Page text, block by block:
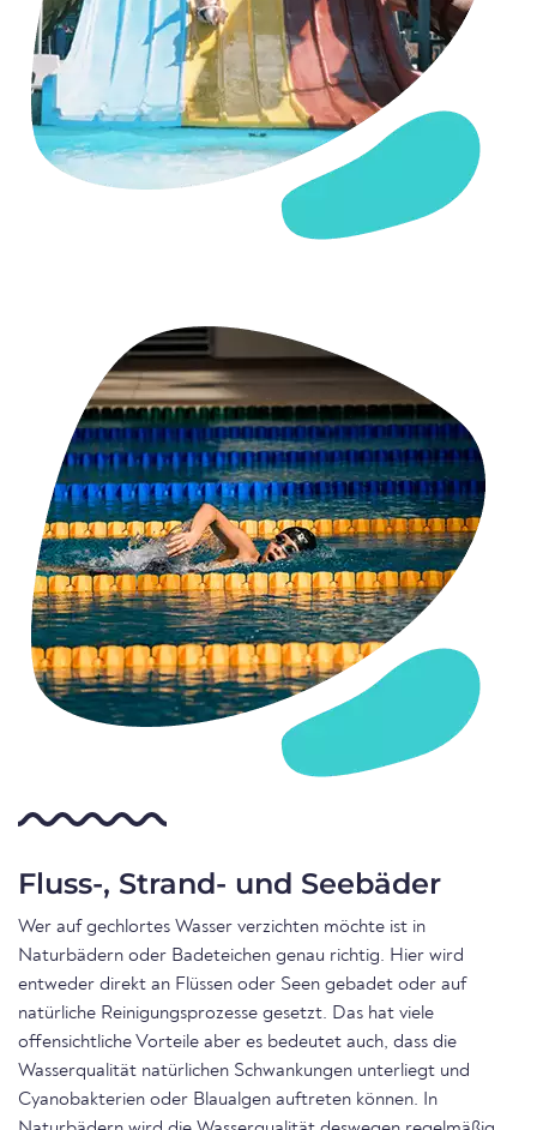
Fluss-, Strand- und Seebäder
Wer auf gechlortes Wasser verzichten möchte ist in
Naturbädern oder Badeteichen genau richtig. Hier wird
entweder direkt an Flüssen oder Seen gebadet oder auf
natürliche Reinigungsprozesse gesetzt. Das hat viele
offensichtliche Vorteile aber es bedeutet auch, dass die
Wasserqualität natürlichen Schwankungen unterliegt und
Cyanobakterien oder Blaualgen auftreten können. In